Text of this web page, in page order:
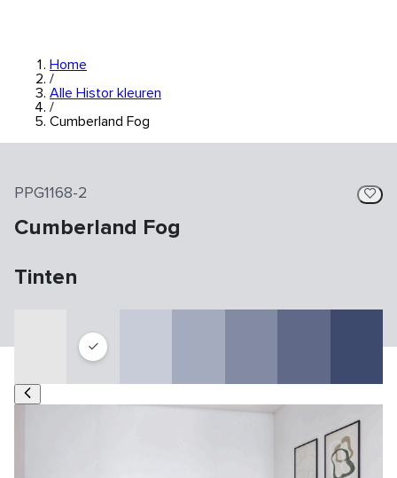
Home
/
Alle Histor kleuren
/
Cumberland Fog
PPG1168-2
Cumberland Fog
Tinten